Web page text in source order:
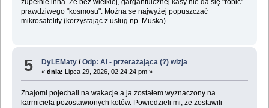
prawdziwego "kosmosu". Można se najwyżej popuszczać
mikrosatelity (korzystając z usług np. Muska).
5 DyLEMaty /Odp: AI - przerażająca (?) wizja
«dnia: Lipca 29, 2026, 02:24:24 pm »
Znajomi pojechali na wakacje a ja zostałem wyznaczony na
karmiciela pozostawionych kotów. Powiedzieli mi, że zostawili